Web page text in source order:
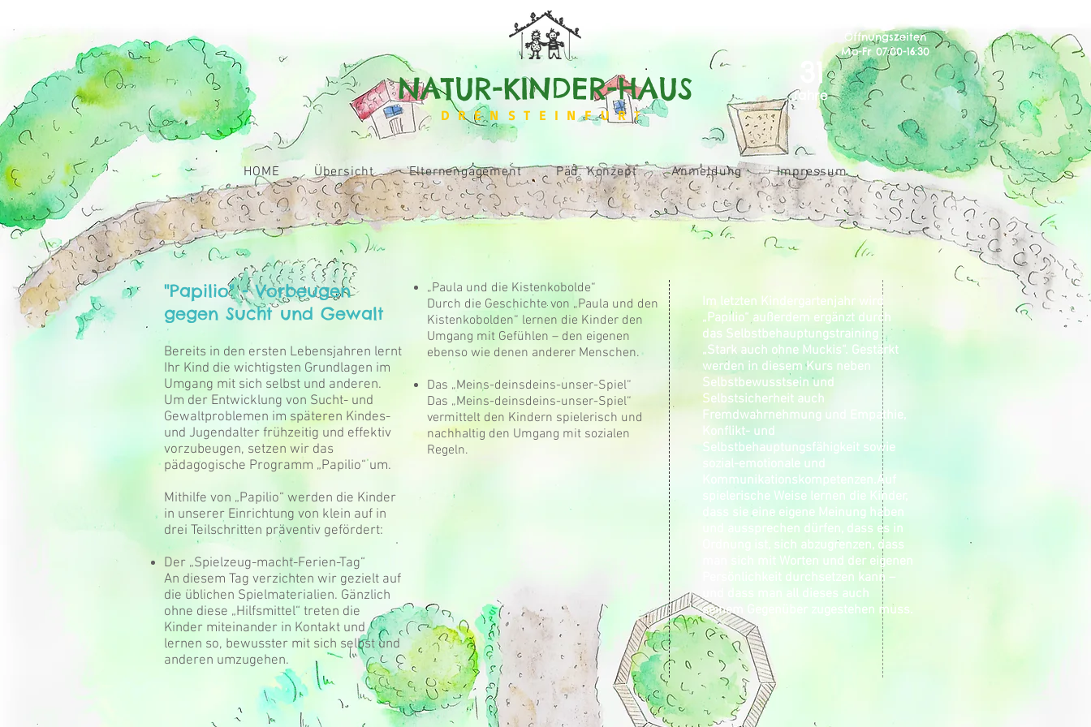
NATUR-KINDER-HAUS
DRENSTEINFURT
Öffnungszeiten
Mo-Fr 07:00-16:30
31
Jahre
HOME Übersicht Elternengagement Päd. Konzept Anmeldung Impressum
Im letzten Kindergartenjahr wird
„Papilio“ außerdem ergänzt durch
das Selbstbehauptungstraining
„Stark auch ohne Muckis“. Gestärkt
werden in diesem Kurs neben
Selbstbewusstsein und
Selbstsicherheit auch
Fremdwahrnehmung und Empathie,
Konflikt- und
Selbstbehauptungsfähigkeit sowie
sozial-emotionale und
Kommunikationskompetenzen.Auf
spielerische Weise lernen die Kinder,
dass sie eine eigene Meinung haben
und aussprechen dürfen, dass es in
Ordnung ist, sich abzugrenzen, dass
man sich mit Worten und der eigenen
Persönlichkeit durchsetzen kann –
und dass man all dieses auch
seinem Gegenüber zugestehen muss.
„Paula und die Kistenkobolde“
Durch die Geschichte von „Paula und den
Kistenkobolden“ lernen die Kinder den
Umgang mit Gefühlen – den eigenen
ebenso wie denen anderer Menschen.
Das „Meins-deinsdeins-unser-Spiel“
Das „Meins-deinsdeins-unser-Spiel“
vermittelt den Kindern spielerisch und
nachhaltig den Umgang mit sozialen
Regeln.
"Papilio" - Vorbeugen
gegen Sucht und Gewalt
Bereits in den ersten Lebensjahren lernt
Ihr Kind die wichtigsten Grundlagen im
Umgang mit sich selbst und anderen.
Um der Entwicklung von Sucht- und
Gewaltproblemen im späteren Kindes-
und Jugendalter frühzeitig und effektiv
vorzubeugen, setzen wir das
pädagogische Programm „Papilio“ um.
Mithilfe von „Papilio“ werden die Kinder
in unserer Einrichtung von klein auf in
drei Teilschritten präventiv gefördert:
Der „Spielzeug-macht-Ferien-Tag“
An diesem Tag verzichten wir gezielt auf
die üblichen Spielmaterialien. Gänzlich
ohne diese „Hilfsmittel“ treten die
Kinder miteinander in Kontakt und
lernen so, bewusster mit sich selbst und
anderen umzugehen.